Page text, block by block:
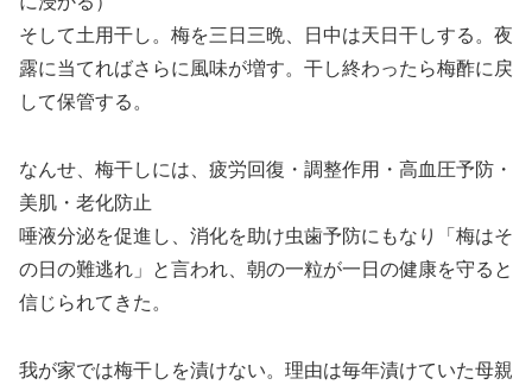
そして土用干し。梅を三日三晩、日中は天日干しする。夜
露に当てればさらに風味が増す。干し終わったら梅酢に戻
して保管する。
なんせ、梅干しには、疲労回復・調整作用・高血圧予防・
美肌・老化防止
唾液分泌を促進し、消化を助け虫歯予防にもなり「梅はそ
の日の難逃れ」と言われ、朝の一粒が一日の健康を守ると
信じられてきた。
我が家では梅干しを漬けない。理由は毎年漬けていた母親